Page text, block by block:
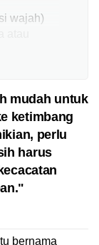
wajah)
darurat)
mudah untuk
ketimbang
perlu
harus
bernama